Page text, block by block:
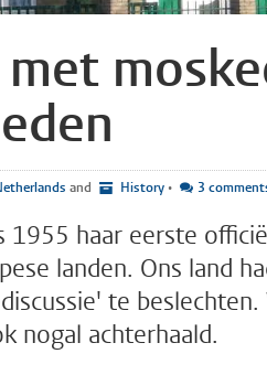
and History • 3
1955 haar eerste
landen. Ons land
te
nogal achterhaald.